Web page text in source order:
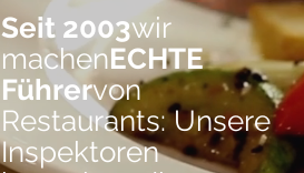
Seit 2003wir
machenECHTE
Führervon
Restaurants: Unsere
Inspektoren